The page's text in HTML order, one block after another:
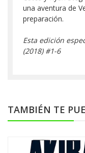
una aventura de
preparación.
Esta edición
(2018) #1-6
TAMBIÉN TE